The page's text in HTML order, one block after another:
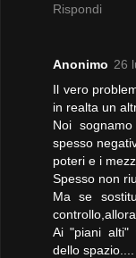
Rispondi
Anonimo 26
Il vero
in realta un
Noi
spesso
poteri e i
Spesso non
Ma se
Ai "piani alti"
dello spazio....